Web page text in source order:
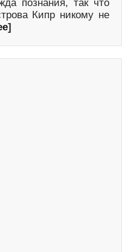
познания, так что
Кипр никому не
]